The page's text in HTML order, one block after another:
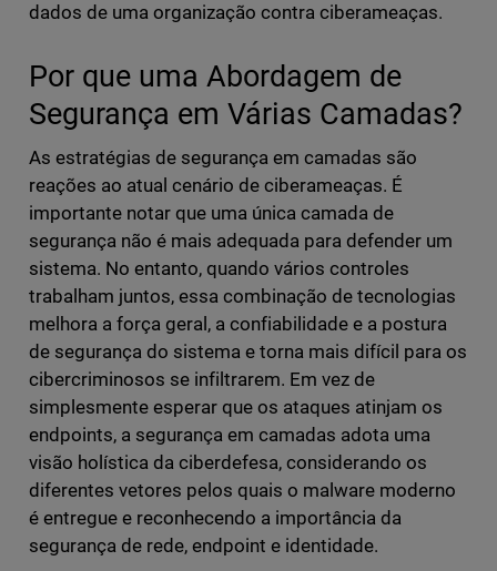
dados de uma organização contra ciberameaças.
Por que uma Abordagem de
Segurança em Várias Camadas?
As estratégias de segurança em camadas são
reações ao atual cenário de ciberameaças. É
importante notar que uma única camada de
segurança não é mais adequada para defender um
sistema. No entanto, quando vários controles
trabalham juntos, essa combinação de tecnologias
melhora a força geral, a confiabilidade e a postura
de segurança do sistema e torna mais difícil para os
cibercriminosos se infiltrarem. Em vez de
simplesmente esperar que os ataques atinjam os
endpoints, a segurança em camadas adota uma
visão holística da ciberdefesa, considerando os
diferentes vetores pelos quais o malware moderno
é entregue e reconhecendo a importância da
segurança de rede, endpoint e identidade.